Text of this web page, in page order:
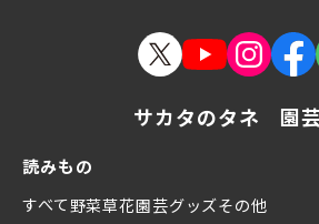
サカタのタネ 園
読みもの
すべて野菜草花園芸グッズその他